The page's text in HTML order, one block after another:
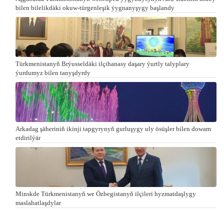
bilen bilelikdäki okuw-türgenleşik ýygnanyşygy başlandy
Türkmenistanyň Brýusseldäki ilçihanasy daşary ýurtly talyplary
ýurdumyz bilen tanyşdyrdy
Arkadag şäheriniň ikinji tapgyrynyň gurluşygy uly ösüşler bilen dowam
etdirilýär
Minskde Türkmenistanyň we Özbegistanyň ilçileri hyzmatdaşlygy
maslahatlaşdylar